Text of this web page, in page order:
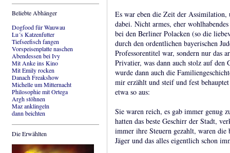
Beliebte Abhänger
Dogfood für Wauwau
Lu´s Katzenfutter
Tiefseefisch fangen
Vorspeisenplatte naschen
Abendessen bei Ivy
Mit Anke ins Kino
Mit Emily rocken
Danach Freakshow
Michelle um Mitternacht
Philosophie mit Ortega
Argh stöhnen
Maz anklingeln
dann beichten
Die Erwählten
Es war eben die Zeit der Assimilation,
dabei. Nicht armes, eher
bei den Berliner Polacken (so die
durch den ordentlichen bayerischen
Professorentitel war, sondern nur das
Privatier, was dann auch stolz auf
wurde dann auch die
mir erzählt und steif und fest
etwa so aus:
Sie waren reich, es gab immer genug
hatten das beste Geschirr der Stadt,
immer ihre Steuern gezahlt, waren die
Jäger und das alles eigentlich schon